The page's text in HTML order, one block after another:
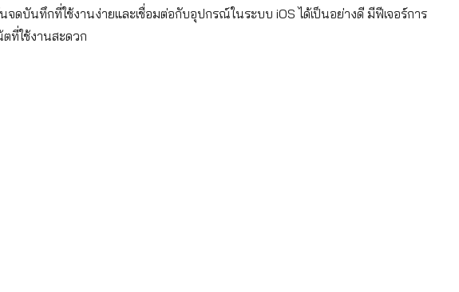
ดบันทึกที่ใช้งานง่ายและเชื่อมต่อกับอุปกรณ์ในระบบ iOS ได้เป็นอย่างดี มีฟีเจอร์การ
ที่ใช้งานสะดวก